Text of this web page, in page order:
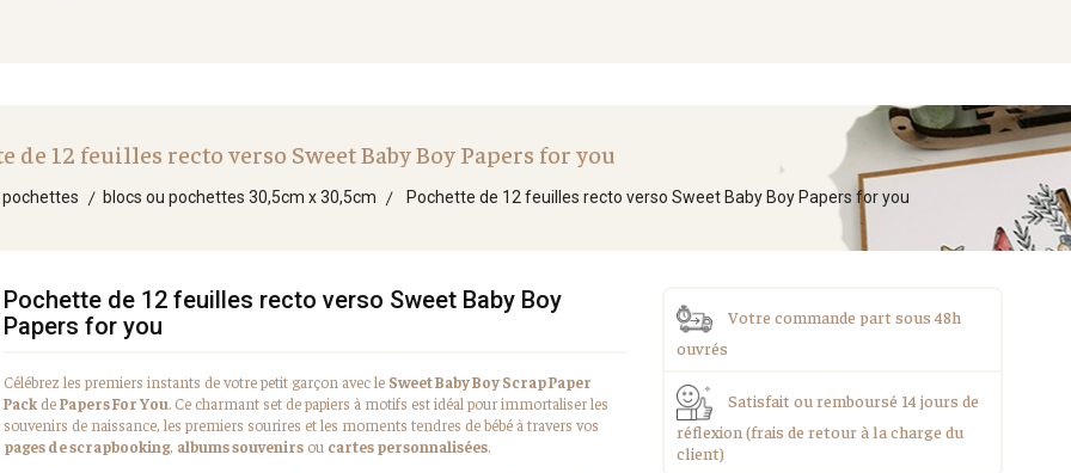
de 12 feuilles recto verso Sweet Baby Boy Papers for you
pochettes blocs ou pochettes 30,5cm x 30,5cm Pochette de 12 feuilles recto verso Sweet Baby Boy Papers for you
Pochette de 12 feuilles recto verso Sweet Baby Boy
Papers for you
Célébrez les premiers instants de votre petit garçon avec le Sweet Baby Boy Scrap Paper
PackdePapers For You. Ce charmant set de papiers à motifs est idéal pour immortaliser les
souvenirs de naissance, les premiers sourires et les moments tendres de bébé à travers vos
pages de scrapbooking, albums souvenirsou cartes personnalisées.
Votre commande part sous 48h
ouvrés
Satisfait ou remboursé 14 jours de
réflexion (frais de retour à la charge du
client)